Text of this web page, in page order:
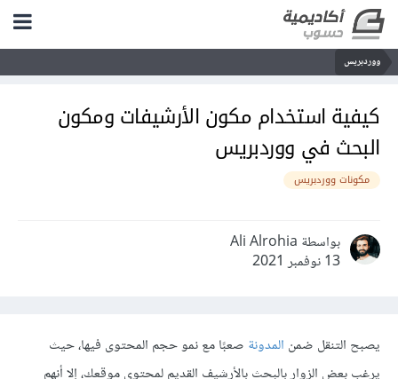
ووردبريس
كيفية استخدام مكون الأرشيفات ومكون
البحث في ووردبريس
مكونات ووردبريس
بواسطة Ali Alrohia
13 نوفمبر 2021
يصبح التنقل ضمن المدونة صعبًا مع نمو حجم المحتوى فيها، حيث
يرغب بعض الزوار بالبحث بالأرشيف القديم لمحتوى موقعك، إلا أنهم